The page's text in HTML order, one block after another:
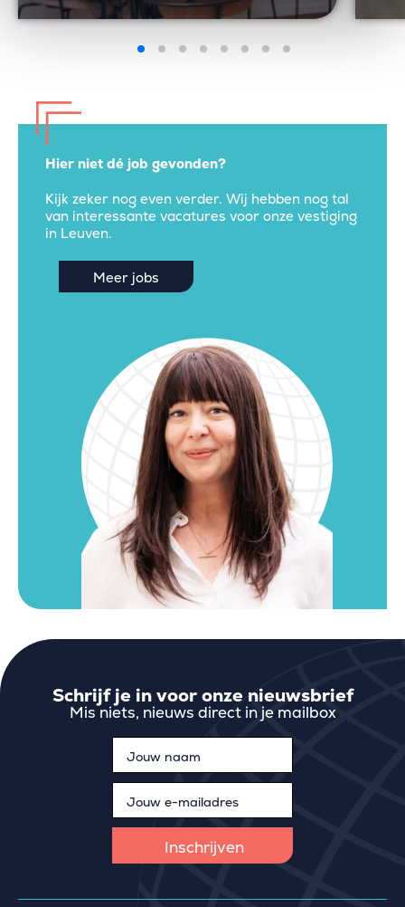
Hier niet dé job gevonden?
Kijk zeker nog even verder. Wij hebben nog tal
van interessante vacatures voor onze vestiging
in Leuven.
Meer jobs
Schrijf je in voor onze nieuwsbrief
Mis niets, nieuws direct in je mailbox